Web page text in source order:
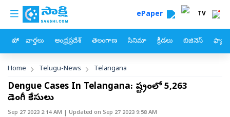
Skip to main content
custom menu ePaper TV
హోం వార్తలు ఆంధ్రప్రదేశ్ తెలంగాణ సినిమా క్రీడలు బిజినెస్
Breadcrumb
Home Telugu-News Telangana
Dengue Cases In Telangana: రాష్ట్రంలో 5,263
డెంగీ కేసులు
Sep 27 2023 2:14 AM | Updated on Sep 27 2023 9:58 AM